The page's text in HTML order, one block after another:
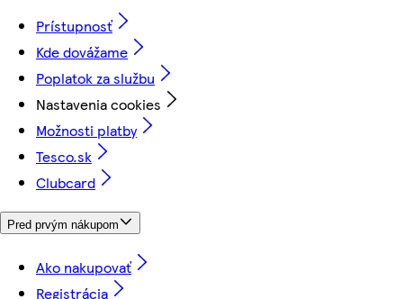
Prístupnosť
Kde dovážame
Poplatok za službu
Nastavenia cookies
Možnosti platby
Tesco.sk
Clubcard
Pred prvým nákupom
Ako nakupovať
Registrácia